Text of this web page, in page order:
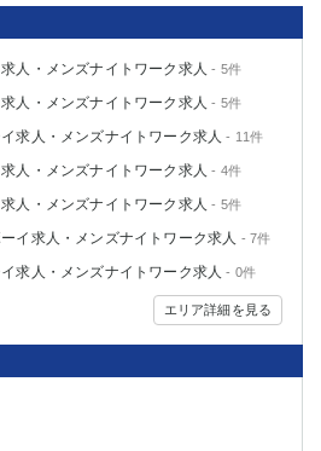
人・メンズナイトワーク求人 - 5件
人・メンズナイトワーク求人 - 5件
求人・メンズナイトワーク求人 - 11件
人・メンズナイトワーク求人 - 4件
人・メンズナイトワーク求人 - 5件
イ求人・メンズナイトワーク求人 - 7件
求人・メンズナイトワーク求人 - 0件
エリア詳細を見る